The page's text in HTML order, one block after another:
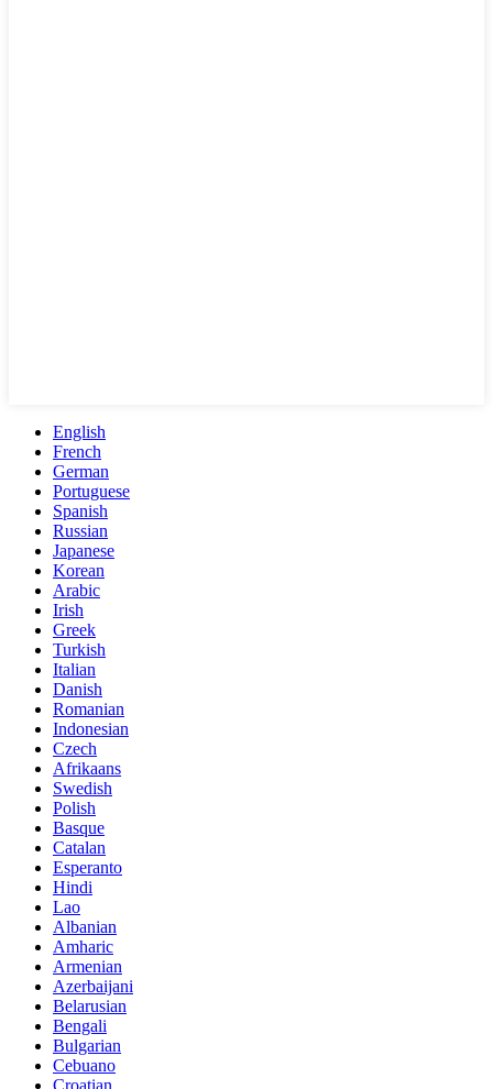
English
French
German
Portuguese
Spanish
Russian
Japanese
Korean
Arabic
Irish
Greek
Turkish
Italian
Danish
Romanian
Indonesian
Czech
Afrikaans
Swedish
Polish
Basque
Catalan
Esperanto
Hindi
Lao
Albanian
Amharic
Armenian
Azerbaijani
Belarusian
Bengali
Bulgarian
Cebuano